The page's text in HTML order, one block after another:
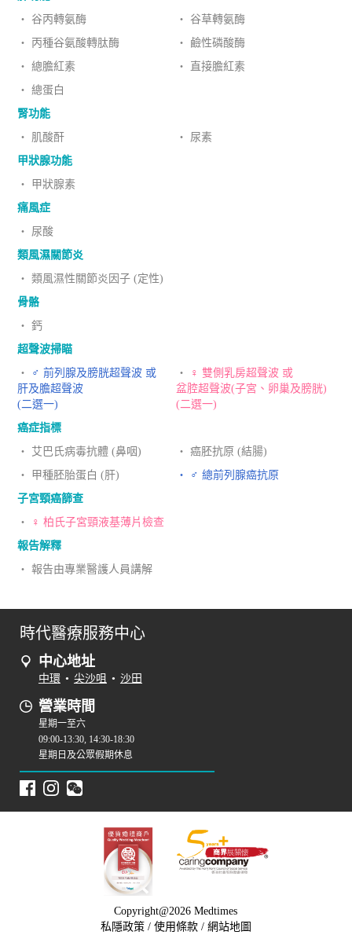
‧ 谷丙轉氨酶
‧ 谷草轉氨酶
‧ 丙種谷氨酸轉肽酶
‧ 鹼性磷酸酶
‧ 總膽紅素
‧ 直接膽紅素
‧ 總蛋白
腎功能
‧ 肌酸酐
‧ 尿素
甲狀腺功能
‧ 甲狀腺素
痛風症
‧ 尿酸
類風濕關節炎
‧ 類風濕性關節炎因子 (定性)
骨骼
‧ 鈣
超聲波掃瞄
‧
♂ 前列腺及膀胱超聲波 或
肝及膽超聲波
(二選一)
‧
♀ 雙側乳房超聲波 或
盆腔超聲波(子宮、卵巢及膀胱)
(二選一)
癌症指標
‧ 艾巴氏病毒抗體 (鼻咽)
‧ 癌胚抗原 (結腸)
‧ 甲種胚胎蛋白 (肝)
‧ ♂ 總前列腺癌抗原
子宮頸癌篩查
‧
♀ 柏氏子宮頸液基薄片檢查
報告解釋
‧ 報告由專業醫護人員講解
時代醫療服務中心
中心地址
中環 • 尖沙咀 • 沙田
營業時間
星期一至六
09:00-13:30, 14:30-18:30
星期日及公眾假期休息
Copyright@2026 Medtimes
私隱政策 / 使用條款/ 網站地圖